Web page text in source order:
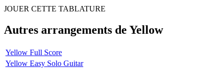
JOUER CETTE TABLATURE
Autres arrangements de Yellow
Yellow Full Score
Yellow Easy Solo Guitar